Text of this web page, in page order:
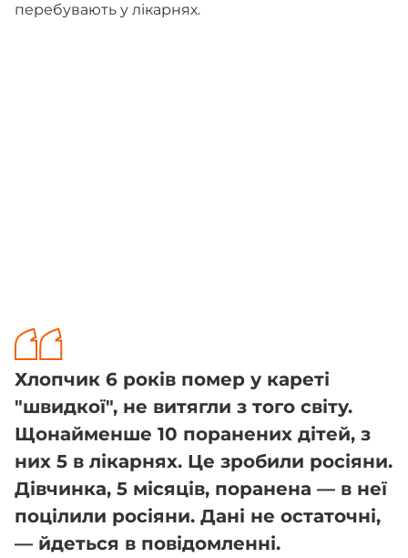
перебувають у лікарнях.
Хлопчик 6 років помер у кареті
"швидкої", не витягли з того світу.
Щонайменше 10 поранених дітей, з
них 5 в лікарнях. Це зробили росіяни.
Дівчинка, 5 місяців, поранена — в неї
поцілили росіяни. Дані не остаточні,
— йдеться в повідомленні.